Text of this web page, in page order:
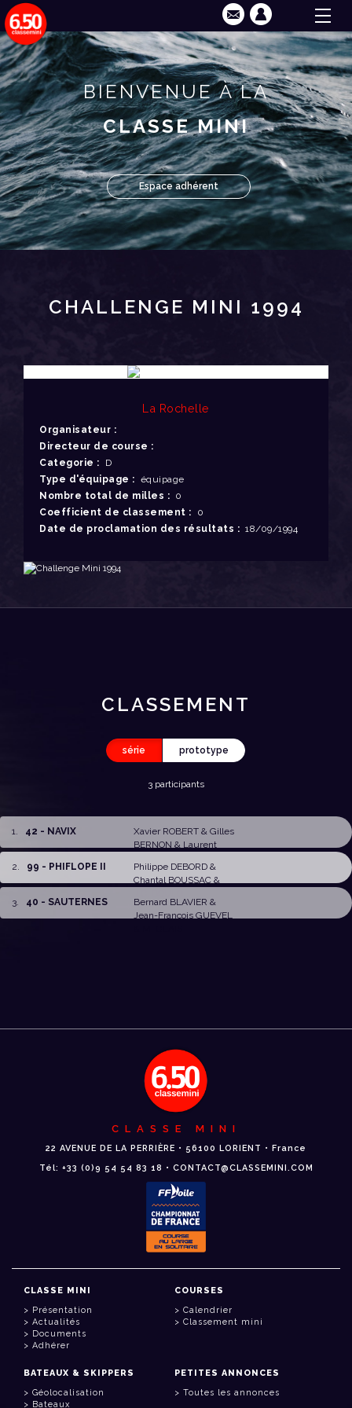
BIENVENUE À LA
CLASSE MINI
Espace adhérent
CHALLENGE MINI 1994
La Rochelle
Organisateur :
Directeur de course :
Categorie : D
Type d'équipage : équipage
Nombre total de milles : 0
Coefficient de classement : 0
Date de proclamation des résultats : 18/09/1994
CLASSEMENT
série prototype
3 participants
1 42 - NAVIX Xavier ROBERT& Gilles
BERNON & Laurent
BOUQUEAU
2 99 - PHIFLOPE II Philippe DEBORD&
Chantal BOUSSAC&
3 40 - SAUTERNES Bernard BLAVIER &
Jean-François GUEVEL
CLASSE MINI
22 AVENUE DE LA PERRIÈRE • 56100 LORIENT • France
Tél: +33 (0)9 54 54 83 18 • CONTACT@CLASSEMINI.COM
CLASSE MINI
Présentation
Actualités
Documents
Adhérer
COURSES
Calendrier
Classement mini
BATEAUX & SKIPPERS
Géolocalisation
Bateaux
PETITES ANNONCES
Toutes les annonces